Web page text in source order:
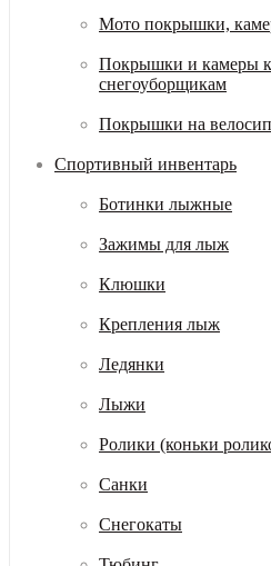
Мото покрышки,
Покрышки и камеры
снегоуборщикам
Покрышки на
Спортивный инвентарь
Ботинки лыжные
Зажимы для лыж
Клюшки
Крепления лыж
Ледянки
Лыжи
Ролики (коньки
Санки
Снегокаты